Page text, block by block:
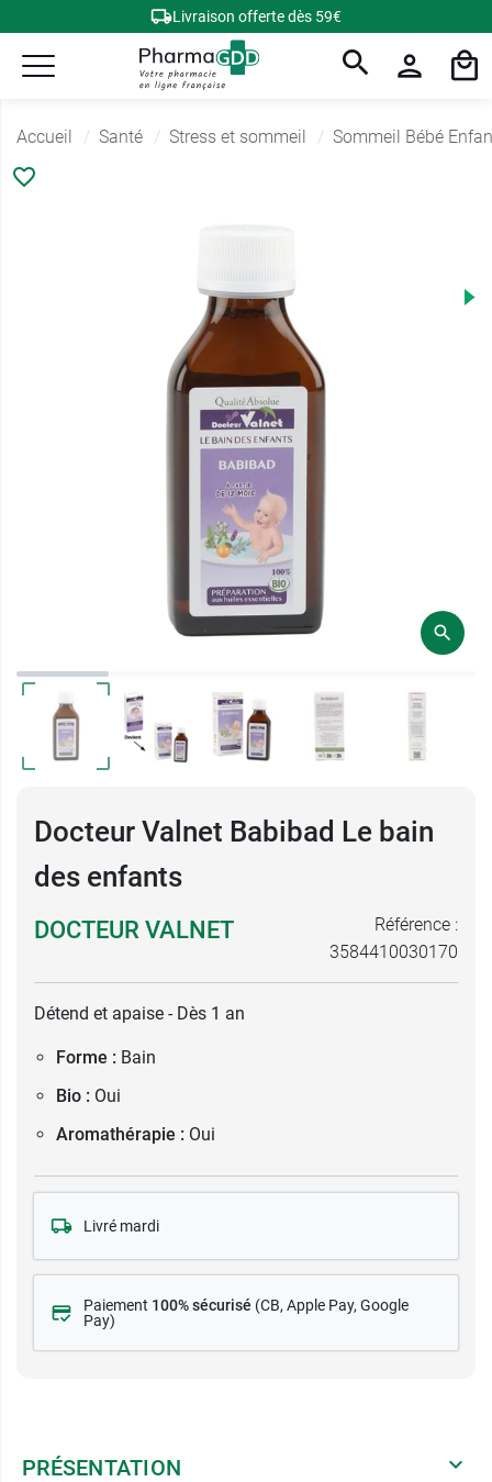
Livraison offerte dès 59€
Accueil Santé Stress et sommeil Sommeil Bébé
Docteur Valnet Babibad Le bain
des enfants
DOCTEUR VALNET
Référence :
3584410030170
Détend et apaise - Dès 1 an
Forme : Bain
Bio : Oui
Aromathérapie : Oui
Livré mardi
Paiement 100% sécurisé (CB, Apple Pay, Google
Pay)
PRÉSENTATION